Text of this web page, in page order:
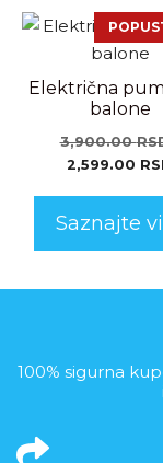
Električna
balone
3,900.00
2,599.00
Saznajte
100% sigurna